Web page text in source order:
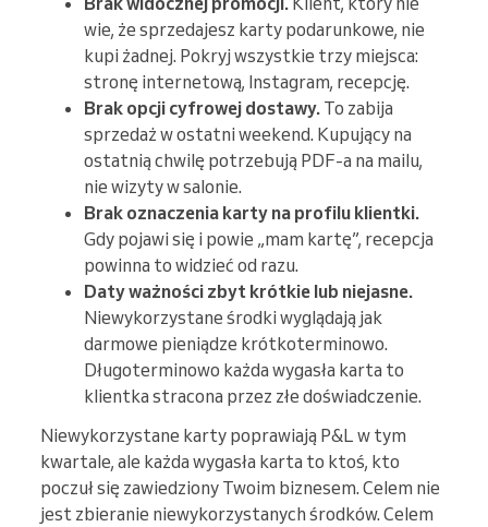
wie, że sprzedajesz karty podarunkowe, nie
kupi żadnej. Pokryj wszystkie trzy miejsca:
stronę internetową, Instagram, recepcję.
Brak opcji cyfrowej dostawy. To zabija
sprzedaż w ostatni weekend. Kupujący na
ostatnią chwilę potrzebują PDF-a na mailu,
nie wizyty w salonie.
Brak oznaczenia karty na profilu klientki.
Gdy pojawi się i powie „mam kartę”, recepcja
powinna to widzieć od razu.
Daty ważności zbyt krótkie lub niejasne.
Niewykorzystane środki wyglądają jak
darmowe pieniądze krótkoterminowo.
Długoterminowo każda wygasła karta to
klientka stracona przez złe doświadczenie.
Niewykorzystane karty poprawiają P&L w tym
kwartale, ale każda wygasła karta to ktoś, kto
poczuł się zawiedziony Twoim biznesem. Celem nie
jest zbieranie niewykorzystanych środków. Celem